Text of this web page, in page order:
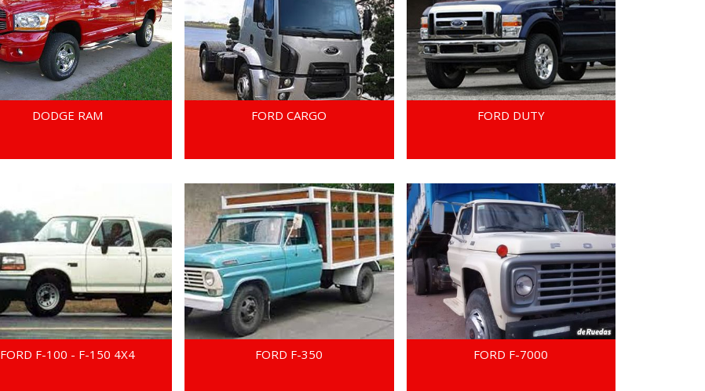
DODGE RAM FORD CARGO FORD DUTY
FORD F-100 - F-150 4X4 FORD F-350 FORD F-7000